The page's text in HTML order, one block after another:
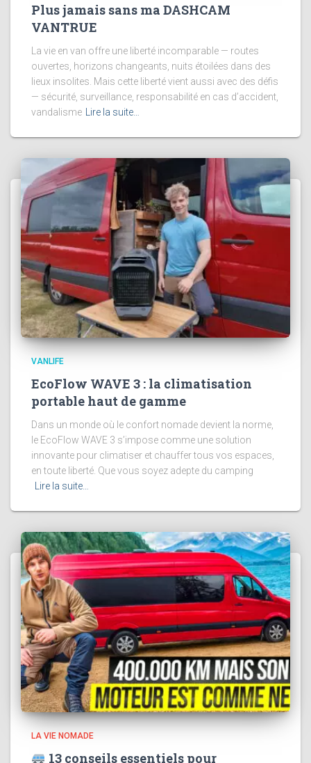
Plus jamais sans ma DASHCAM
VANTRUE
La vie en van offre une liberté incomparable — routes
ouvertes, horizons changeants, nuits étoilées dans des
lieux insolites. Mais cette liberté vient aussi avec des défis
— sécurité, surveillance, responsabilité en cas d’accident,
vandalisme
Lire la suite…
VANLIFE
EcoFlow WAVE 3 : la climatisation
portable haut de gamme
Dans un monde où le confort nomade devient la norme,
le EcoFlow WAVE 3 s’impose comme une solution
innovante pour climatiser et chauffer tous vos espaces,
en toute liberté. Que vous soyez adepte du camping
Lire la suite…
LA VIE NOMADE
13 conseils essentiels pour